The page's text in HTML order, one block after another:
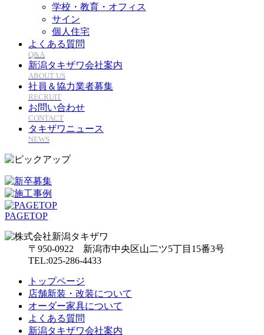
学校・教育・オフィス
サイン
個人住宅
よくある質問
Q&A
新潟タキザワ会社案内
ABOUT US
社員＆協力業者募集
RECRUIT
お問い合わせ
CONTACT
タキザワニュース
NEWS
PAGETOP
〒950-0922 新潟市中央区山二ツ5丁目15番3号
TEL:025-286-4433
トップページ
店舗新装・改装について
オーダー家具について
よくある質問
新潟タキザワ会社案内